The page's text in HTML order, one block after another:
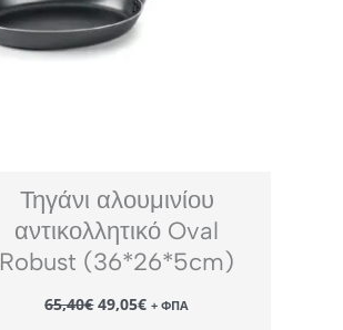
Τηγάνι αλουμινίου
αντικολλητικό Oval
Robust (36*26*5cm)
65,40€ Original
price
49,05€Η
τρέχουσα
+ ΦΠΑ